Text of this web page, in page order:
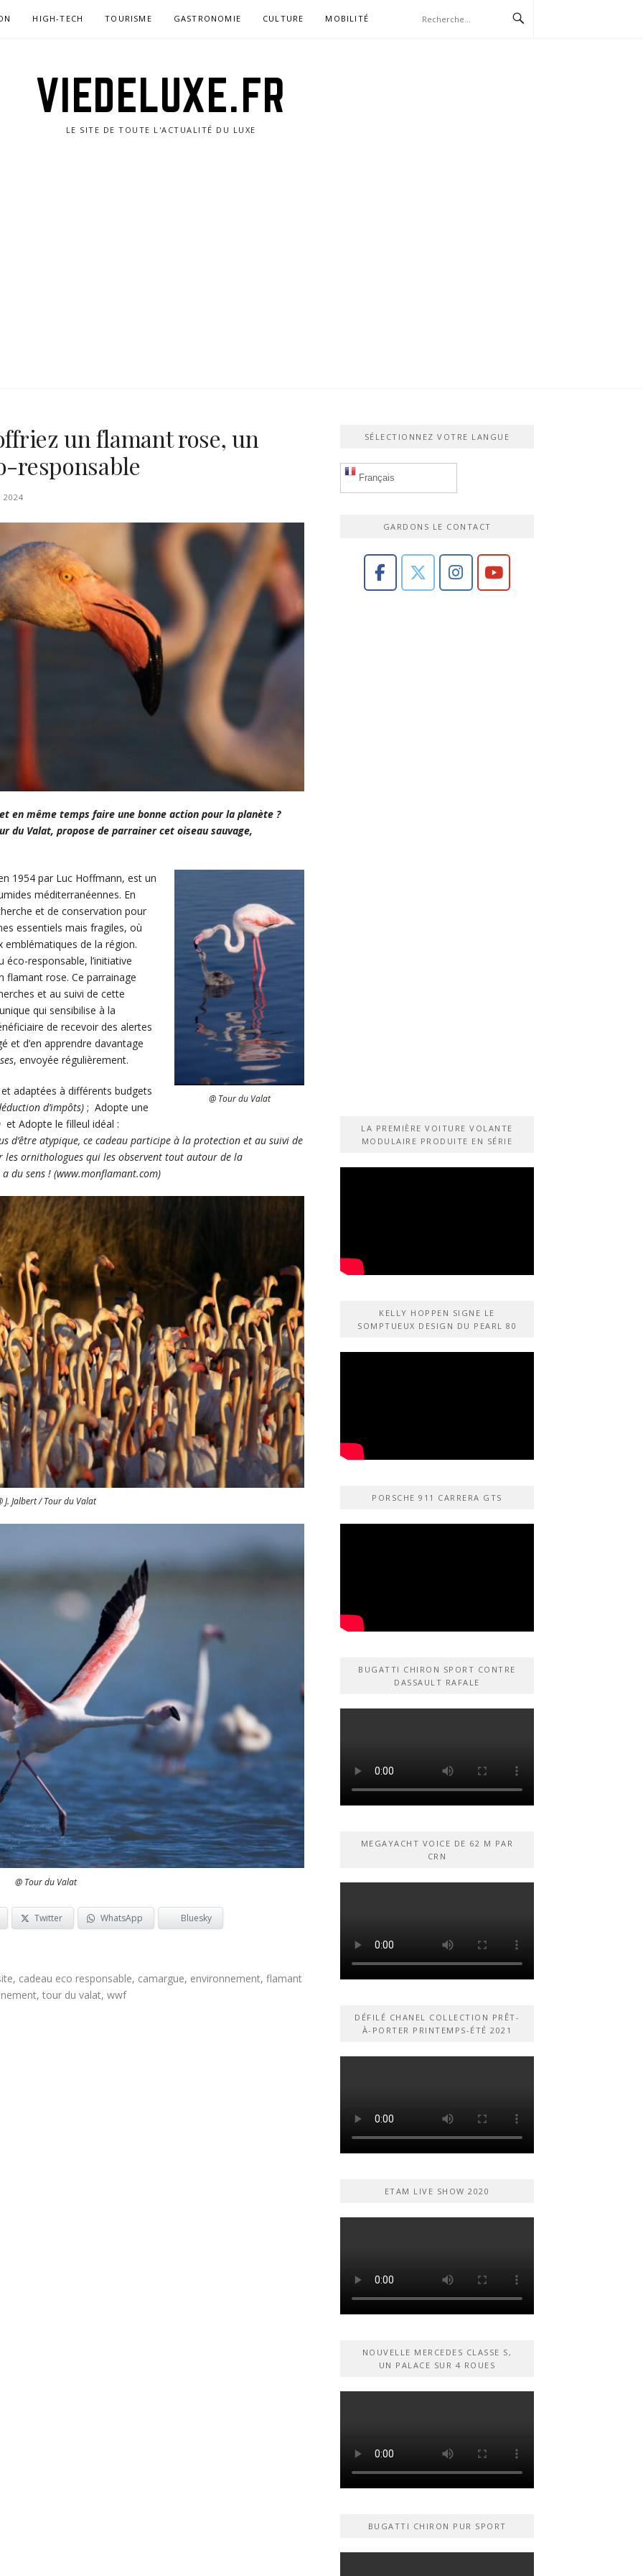
HIGH-TECH TOURISME GASTRONOMIE CULTURE MOBILITÉ
VIEDELUXE.FR
LE SITE DE TOUTE L'ACTUALITÉ DU LUXE
un flamant rose, un
responsable
2024
même temps faire une bonne action pour la planète ?
du Valat, propose de parrainer cet oiseau sauvage,
@ Tour du Valat
1954 par Luc Hoffmann, est un
méditerranéennes. En
et de conservation pour
essentiels mais fragiles, où
de la région.
responsable, l’initiative
flamant rose. Ce parrainage
et au suivi de cette
qui sensibilise à la
de recevoir des alertes
et d’en apprendre davantage
, envoyée régulièrement.
adaptées à différents budgets
d’impôts) ; Adopte une
et Adopte le filleul idéal :
d’être atypique, ce cadeau participe à la protection et au suivi de
les ornithologues qui les observent tout autour de la
du sens ! (www.monflamant.com)
J. Jalbert / Tour du Valat
@ Tour du Valat
Twitter WhatsApp Bluesky
, cadeau eco responsable, camargue, environnement, flamant
, tour du valat, wwf
SÉLECTIONNEZ VOTRE LANGUE
Français
GARDONS LE CONTACT
LA PREMIÈRE VOITURE VOLANTE
MODULAIRE PRODUITE EN SÉRIE
KELLY HOPPEN SIGNE LE
SOMPTUEUX DESIGN DU PEARL 80
PORSCHE 911 CARRERA GTS
BUGATTI CHIRON SPORT CONTRE
DASSAULT RAFALE
MEGAYACHT VOICE DE 62 M PAR
CRN
DÉFILÉ CHANEL COLLECTION PRÊT-
À-PORTER PRINTEMPS-ÉTÉ 2021
ETAM LIVE SHOW 2020
NOUVELLE MERCEDES CLASSE S,
UN PALACE SUR 4 ROUES
BUGATTI CHIRON PUR SPORT